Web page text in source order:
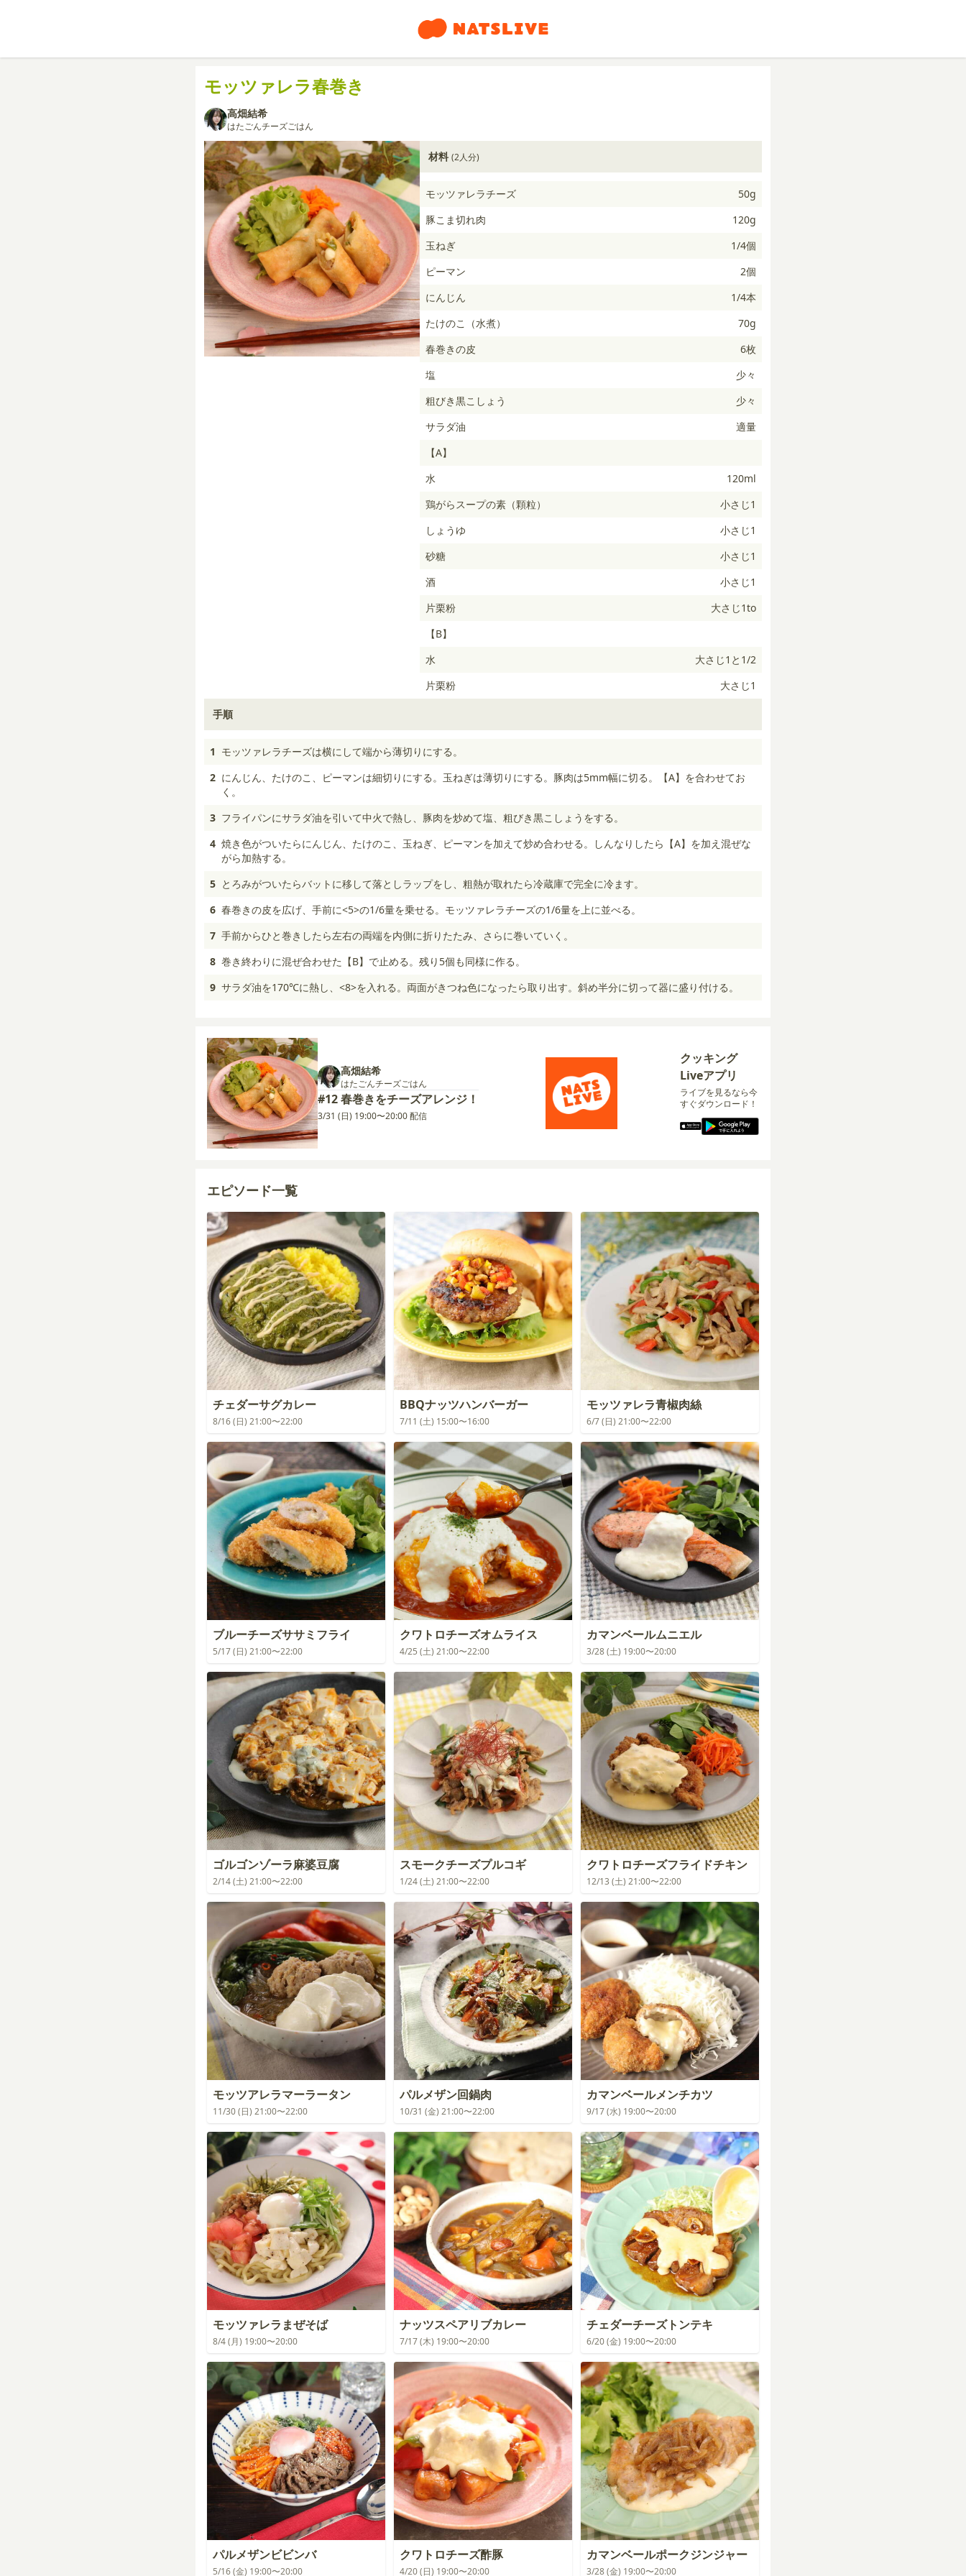
モッツァレラ春巻き
高畑結希
はたごんチーズごはん
材料 (2人分)
モッツァレラチーズ
50g
豚こま切れ肉
120g
玉ねぎ
1/4個
ピーマン
2個
にんじん
1/4本
たけのこ（水煮）
70g
春巻きの皮
6枚
塩
少々
粗びき黒こしょう
少々
サラダ油
適量
【A】
水
120ml
鶏がらスープの素（顆粒）
小さじ1
しょうゆ
小さじ1
砂糖
小さじ1
酒
小さじ1
片栗粉
大さじ1to
【B】
水
大さじ1と1/2
片栗粉
大さじ1
手順
1 モッツァレラチーズは横にして端から薄切りにする。
2 にんじん、たけのこ、ピーマンは細切りにする。玉ねぎは薄切りにする。豚肉は5mm幅に切る。【A】を合わせてお
く。
3 フライパンにサラダ油を引いて中火で熱し、豚肉を炒めて塩、粗びき黒こしょうをする。
4 焼き色がついたらにんじん、たけのこ、玉ねぎ、ピーマンを加えて炒め合わせる。しんなりしたら【A】を加え混ぜな
がら加熱する。
5 とろみがついたらバットに移して落としラップをし、粗熱が取れたら冷蔵庫で完全に冷ます。
6 春巻きの皮を広げ、手前に<5>の1/6量を乗せる。モッツァレラチーズの1/6量を上に並べる。
7 手前からひと巻きしたら左右の両端を内側に折りたたみ、さらに巻いていく。
8 巻き終わりに混ぜ合わせた【B】で止める。残り5個も同様に作る。
9 サラダ油を170℃に熱し、<8>を入れる。両面がきつね色になったら取り出す。斜め半分に切って器に盛り付ける。
高畑結希
はたごんチーズごはん
#12 春巻きをチーズアレンジ！
3/31 (日) 19:00〜20:00 配信
クッキング
Liveアプリ
ライブを見るなら今
すぐダウンロード！
エピソード一覧
チェダーサグカレー
8/16 (日) 21:00〜22:00
BBQナッツハンバーガー
7/11 (土) 15:00〜16:00
モッツァレラ青椒肉絲
6/7 (日) 21:00〜22:00
ブルーチーズササミフライ
5/17 (日) 21:00〜22:00
クワトロチーズオムライス
4/25 (土) 21:00〜22:00
カマンベールムニエル
3/28 (土) 19:00〜20:00
ゴルゴンゾーラ麻婆豆腐
2/14 (土) 21:00〜22:00
スモークチーズプルコギ
1/24 (土) 21:00〜22:00
クワトロチーズフライドチキン
12/13 (土) 21:00〜22:00
モッツアレラマーラータン
11/30 (日) 21:00〜22:00
パルメザン回鍋肉
10/31 (金) 21:00〜22:00
カマンベールメンチカツ
9/17 (水) 19:00〜20:00
モッツァレラまぜそば
8/4 (月) 19:00〜20:00
ナッツスペアリブカレー
7/17 (木) 19:00〜20:00
チェダーチーズトンテキ
6/20 (金) 19:00〜20:00
パルメザンビビンバ
5/16 (金) 19:00〜20:00
クワトロチーズ酢豚
4/20 (日) 19:00〜20:00
カマンベールポークジンジャー
3/28 (金) 19:00〜20:00